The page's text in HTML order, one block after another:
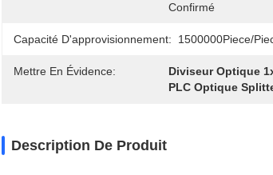
Confirmé
Capacité D'approvisionnement: 1500000Piece/
Mettre En Évidence: Diviseur Optique
PLC Optique
Description De Produit